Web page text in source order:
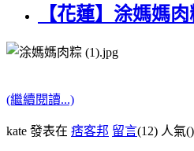
【花蓮】涂媽媽
(繼續閱讀...)
kate 發表在 痞客邦 留言(12) 人氣()